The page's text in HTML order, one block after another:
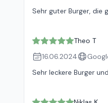
Sehr guter Burger, die
Theo T
16.06.2024
Sehr leckere Burger